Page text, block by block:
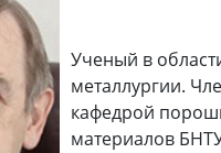
Ученый в
металлургии.
кафедрой
материалов